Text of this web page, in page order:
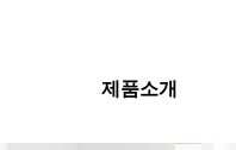
제품소개